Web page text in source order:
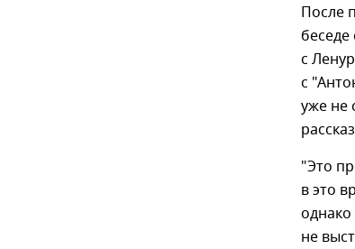
После
с
с
уже не
"Это
в это
не